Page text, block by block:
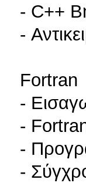
- C++
-
Fortran
-
-
-
-